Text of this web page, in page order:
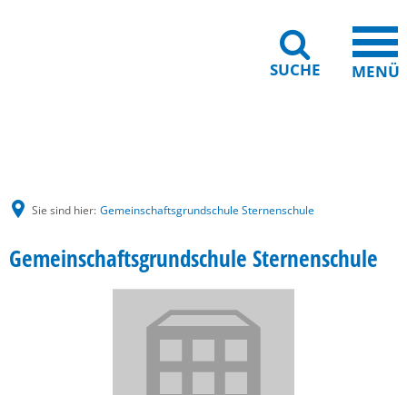
SUCHE MENÜ
Sie sind hier: Gemeinschaftsgrundschule Sternenschule
Gemeinschaftsgrundschule Sternenschule